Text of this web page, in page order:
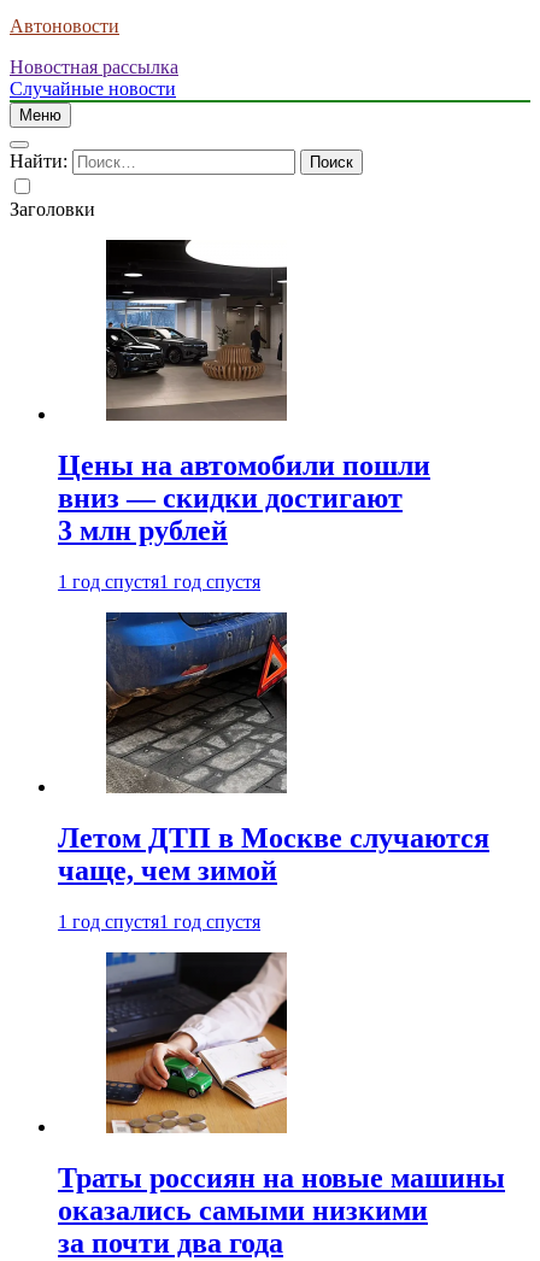
Автоновости
Новостная рассылка
Случайные новости
Меню
Найти:
Заголовки
Цены на автомобили пошли
вниз — скидки достигают
3 млн рублей
1 год спустя1 год спустя
Летом ДТП в Москве случаются
чаще, чем зимой
1 год спустя1 год спустя
Траты россиян на новые машины
оказались самыми низкими
за почти два года